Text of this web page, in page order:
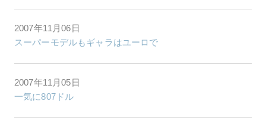
2007年11月06日
スーパーモデルもギャラはユーロで
2007年11月05日
一気に807ドル